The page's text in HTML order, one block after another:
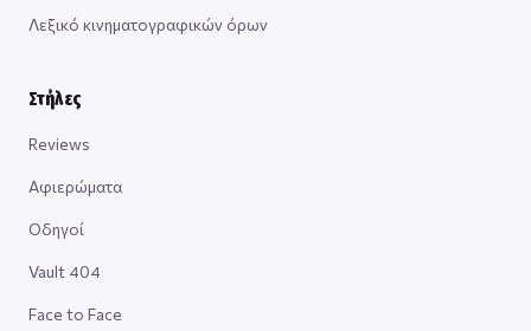
Λεξικό κινηματογραφικών όρων
Στήλες
Reviews
Αφιερώματα
Οδηγοί
Vault 404
Face to Face